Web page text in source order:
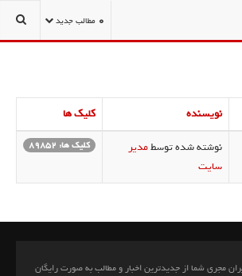
0 مطالب جدید
نویسنده
کلیک ها
نوشته شده توسطمدیر
سایت
کلیک ها: 89852
مجری شما از جدیدترین اخبار و مطالب به صورت رایگان